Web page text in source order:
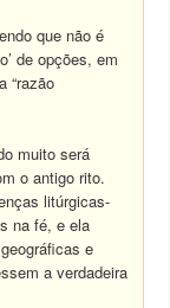
que não é
de opções, em
“razão
muito será
o antigo rito.
litúrgicas-
na fé, e ela
e
a verdadeira